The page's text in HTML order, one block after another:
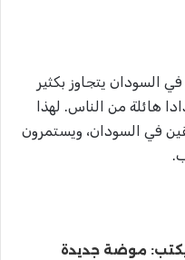
السودان يتجاوز بكثير
هائلة من الناس. لهذا
في السودان، ويستمرون
يكتب: موضة جديدة